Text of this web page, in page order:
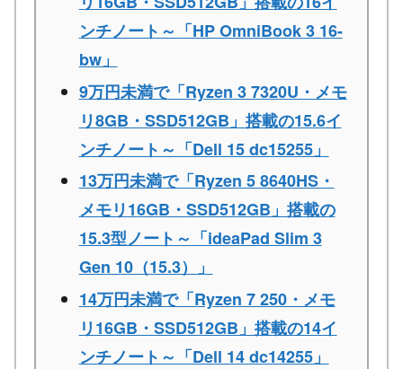
ンチノート～「HP OmniBook 3 16-
bw」
9万円未満で「Ryzen 3 7320U・メモ
リ8GB・SSD512GB」搭載の15.6イ
ンチノート～「Dell 15 dc15255」
13万円未満で「Ryzen 5 8640HS・
メモリ16GB・SSD512GB」搭載の
15.3型ノート～「ideaPad Slim 3
Gen 10（15.3）」
14万円未満で「Ryzen 7 250・メモ
リ16GB・SSD512GB」搭載の14イ
ンチノート～「Dell 14 dc14255」